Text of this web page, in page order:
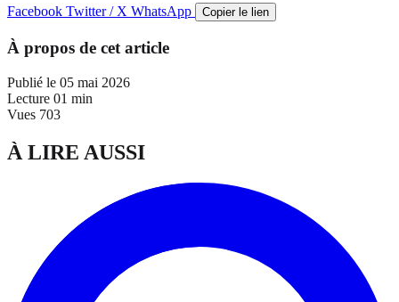
Facebook Twitter / X WhatsApp Copier le lien
À propos de cet article
Publié le 05 mai 2026
Lecture 01 min
Vues 703
À LIRE AUSSI